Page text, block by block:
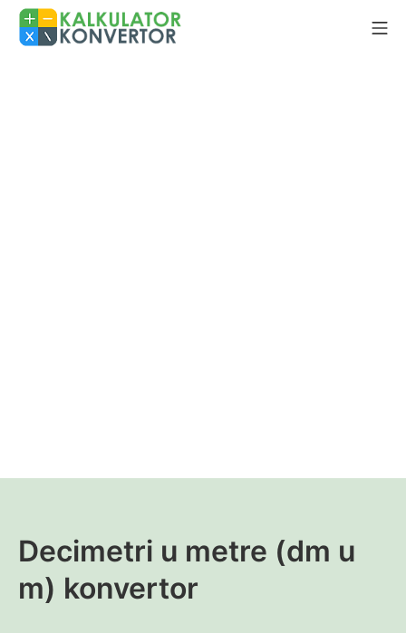
Skip
Decimetri u metre (dm u
m) konvertor